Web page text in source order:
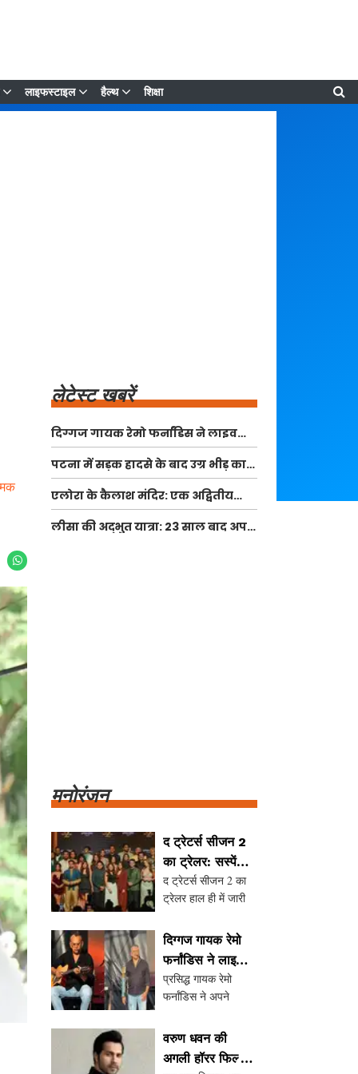
लाइफस्टाइल हैल्थ शिक्षा
लेटेस्ट खबरें
दिग्गज गायक रेमो फर्नांडिस ने लाइव
कॉन्सर्ट से लिया संन्यास
पटना में सड़क हादसे के बाद उग्र भीड़ का
उत्पात, पुलिस और पत्रकारों पर हमला
एलोरा के कैलाश मंदिर: एक अद्वितीय
धार्मिक धरोहर
लीसा की अद्भुत यात्रा: 23 साल बाद अपने
मनोरंजन
द ट्रेटर्स सीजन 2
का ट्रेलर: सस्पेंस
और ड्रामे से भरपूर
द ट्रेटर्स सीजन 2 का
ट्रेलर हाल ही में जारी
करण जौहर एक बार फिर
होस्ट के रूप में नजर आ
रहे हैं। इस बार शो में 21
सेलिब्रिटी प्रतियोगियों
के बीच भरोसे और धोखे
दिग्गज गायक रेमो
फर्नांडिस ने लाइव
कॉन्सर्ट से लिया
संन्यास
प्रसिद्ध गायक रेमो
फर्नांडिस ने अपने
कॉन्सर्ट से संन्यास लेने
की घोषणा की है। उन्होंने
कोविड-19 वैक्सीन के
वरुण धवन की
अगली हॉरर फिल्म: